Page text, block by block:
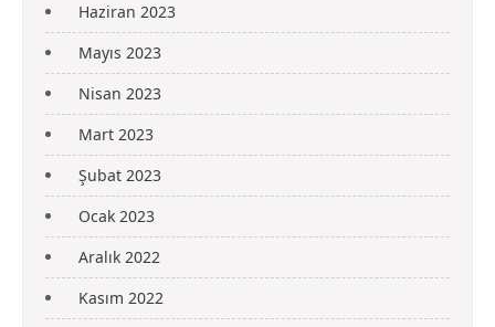
Haziran 2023
Mayıs 2023
Nisan 2023
Mart 2023
Şubat 2023
Ocak 2023
Aralık 2022
Kasım 2022